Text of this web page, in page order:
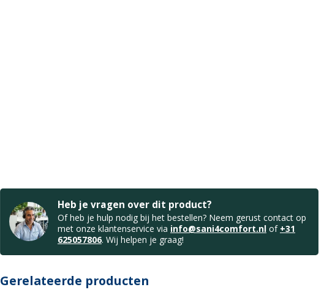
Heb je vragen over dit product?
Of heb je hulp nodig bij het bestellen? Neem gerust contact op
met onze klantenservice via info@sani4comfort.nl of +31
625057806. Wij helpen je graag!
Gerelateerde producten